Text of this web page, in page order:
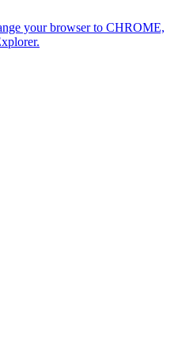
your browser to CHROME,